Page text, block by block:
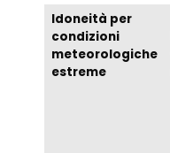
Idoneità per
condizioni
meteorologiche
estreme